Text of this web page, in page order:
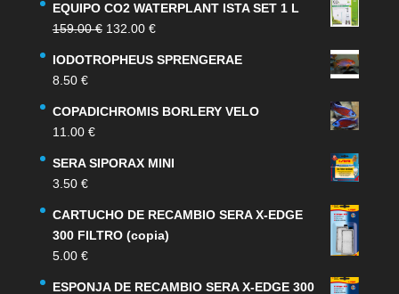
EQUIPO CO2 WATERPLANT ISTA SET 1 L
159.00€ El
original
159.00 €.
132.00 €El
actual
132.00 €.
IODOTROPHEUS SPRENGERAE
8.50 €
COPADICHROMIS BORLERY VELO
11.00 €
SERA SIPORAX MINI
3.50 €
CARTUCHO DE RECAMBIO SERA X-EDGE
300 FILTRO (copia)
5.00 €
ESPONJA DE RECAMBIO SERA X-EDGE 300